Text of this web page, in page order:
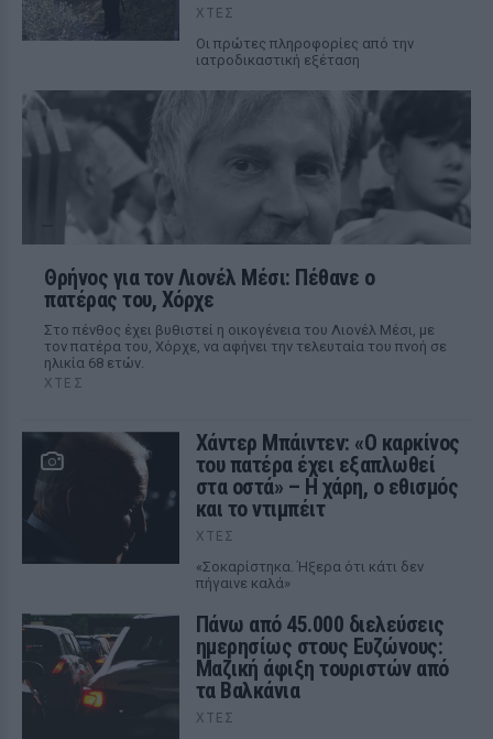
ΧΤΕΣ
Οι πρώτες πληροφορίες από την
ιατροδικαστική εξέταση
Θρήνος για τον Λιονέλ Μέσι: Πέθανε ο
πατέρας του, Χόρχε
Στο πένθος έχει βυθιστεί η οικογένεια του Λιονέλ Μέσι, με
τον πατέρα του, Χόρχε, να αφήνει την τελευταία του πνοή σε
ηλικία 68 ετών.
ΧΤΕΣ
Χάντερ Μπάιντεν: «Ο καρκίνος
του πατέρα έχει εξαπλωθεί
στα οστά» – Η χάρη, ο εθισμός
και το ντιμπέιτ
ΧΤΕΣ
«Σοκαρίστηκα. Ήξερα ότι κάτι δεν
πήγαινε καλά»
Πάνω από 45.000 διελεύσεις
ημερησίως στους Ευζώνους:
Μαζική άφιξη τουριστών από
τα Βαλκάνια
ΧΤΕΣ